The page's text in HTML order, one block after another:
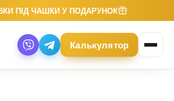
ПІД ЧАШКИ У ПОДАРУНОК
Калькулятор